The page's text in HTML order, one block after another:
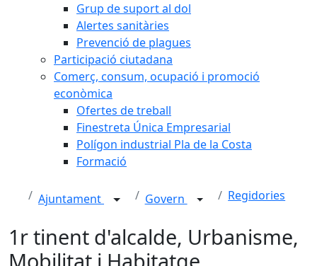
Grup de suport al dol
Alertes sanitàries
Prevenció de plagues
Participació ciutadana
Comerç, consum, ocupació i promoció
econòmica
Ofertes de treball
Finestreta Única Empresarial
Polígon industrial Pla de la Costa
Formació
Ajuntament Govern Regidories
1r tinent d'alcalde, Urbanisme,